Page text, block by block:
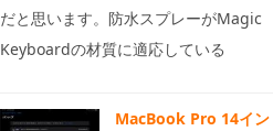
だと思います。防水スプレーがMagic
Keyboardの材質に適応している
MacBook Pro 14イン